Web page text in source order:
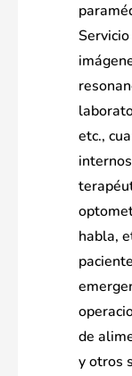
etc.,
habla,
de
y otros